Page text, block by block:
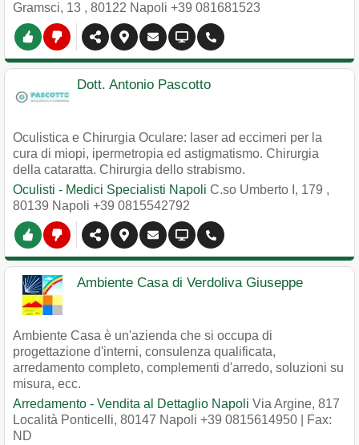
Gramsci, 13 , 80122 Napoli +39 081681523
Dott. Antonio Pascotto
Oculistica e Chirurgia Oculare: laser ad eccimeri per la
cura di miopi, ipermetropia ed astigmatismo. Chirurgia
della cataratta. Chirurgia dello strabismo.
Oculisti - Medici Specialisti Napoli C.so Umberto I, 179 ,
80139 Napoli +39 0815542792
Ambiente Casa di Verdoliva Giuseppe
Ambiente Casa è un'azienda che si occupa di
progettazione d'interni, consulenza qualificata,
arredamento completo, complementi d'arredo, soluzioni su
misura, ecc.
Arredamento - Vendita al Dettaglio Napoli Via Argine, 817
Località Ponticelli, 80147 Napoli +39 0815614950 | Fax:
ND